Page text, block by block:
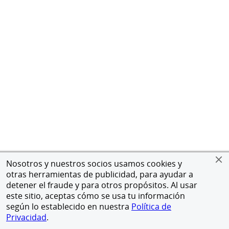
Nosotros y nuestros socios usamos cookies y
otras herramientas de publicidad, para ayudar a
detener el fraude y para otros propósitos. Al usar
este sitio, aceptas cómo se usa tu información
según lo establecido en nuestra Política de
Privacidad.